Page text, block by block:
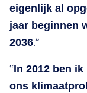
eigenlijk al
jaar beginnen
2036.”
“In 2012 ben
ons